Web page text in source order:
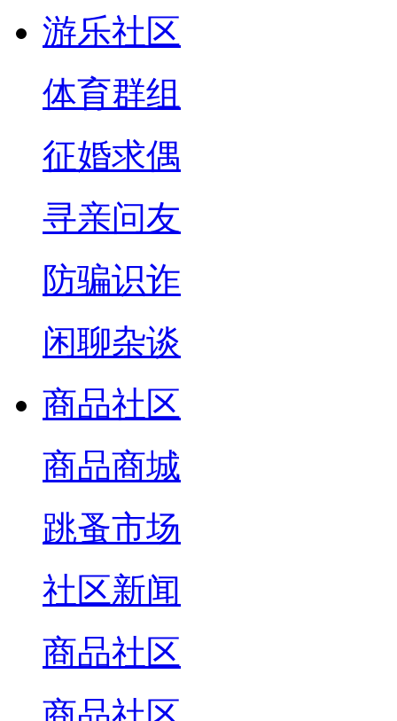
游乐社区
体育群组
征婚求偶
寻亲问友
防骗识诈
闲聊杂谈
商品社区
商品商城
跳蚤市场
社区新闻
商品社区